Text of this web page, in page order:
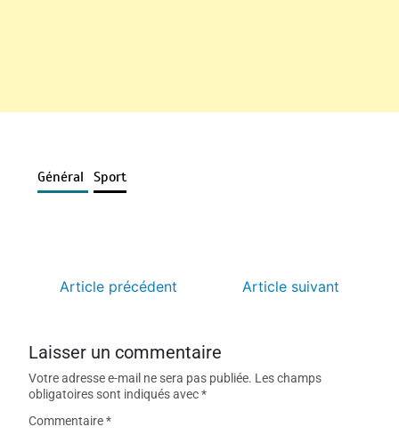
Général Sport
Article précédent Article suivant
Laisser un commentaire
Votre adresse e-mail ne sera pas publiée. Les champs
obligatoires sont indiqués avec*
Commentaire*